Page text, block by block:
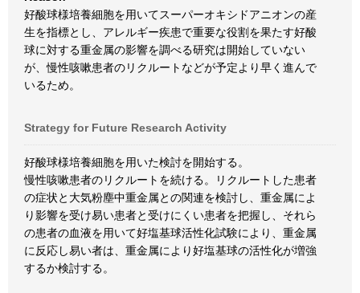
好酸球様培養細胞を用いてスーパーオキシドアニオンの産
生を指標とし、アレルギー疾患で重要な役割を果たす好酸
球に対する重金属の影響を調べる研究は開始していない
が、慢性咳嗽患者のリクルートなどが予定より早く進んで
いるため。
Strategy for Future Research Activity
好酸球様培養細胞を用いた検討を開始する。
慢性咳嗽患者のリクルートを続ける。リクルートした患者
の症状と大気粉塵中重金属との関連を検討し、重金属によ
り影響を受け易い患者と受けにくい患者を把握し、それら
の患者の血液を用いて好塩基球活性化試験により、重金属
に反応し易い者は、重金属により好塩基球の活性化が増強
するか検討する。